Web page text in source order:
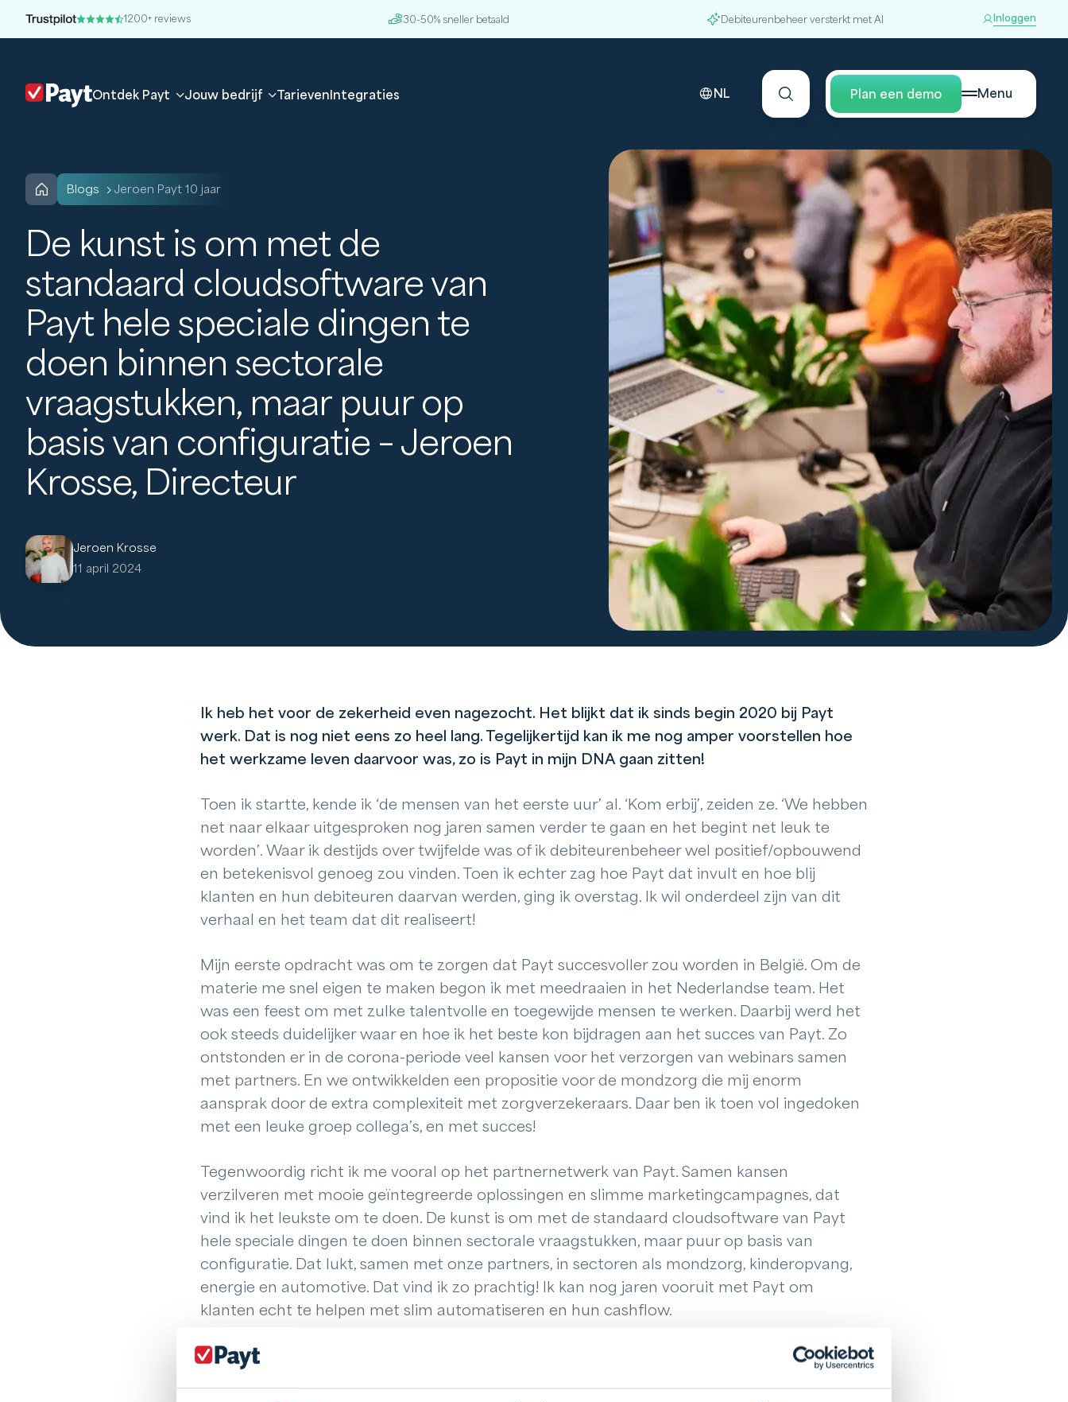
1200+ reviews 30-50% sneller betaald Debiteurenbeheer versterkt met AI Inloggen
Ontdek Payt Jouw bedrijf Tarieven Integraties NL Plan een demo Menu
blogs Jeroen Payt 10 jaar
De kunst is om met de
standaard cloudsoftware van
Payt hele speciale dingen te
doen binnen sectorale
vraagstukken, maar puur op
basis van configuratie – Jeroen
Krosse, Directeur
Jeroen Krosse
11 april 2024
Ik heb het voor de zekerheid even nagezocht. Het blijkt dat ik sinds begin 2020 bij Payt
werk. Dat is nog niet eens zo heel lang. Tegelijkertijd kan ik me nog amper voorstellen hoe
het werkzame leven daarvoor was, zo is Payt in mijn DNA gaan zitten!
Toen ik startte, kende ik ‘de mensen van het eerste uur’ al. ‘Kom erbij’, zeiden ze. ‘We hebben
net naar elkaar uitgesproken nog jaren samen verder te gaan en het begint net leuk te
worden’. Waar ik destijds over twijfelde was of ik debiteurenbeheer wel positief/opbouwend
en betekenisvol genoeg zou vinden. Toen ik echter zag hoe Payt dat invult en hoe blij
klanten en hun debiteuren daarvan werden, ging ik overstag. Ik wil onderdeel zijn van dit
verhaal en het team dat dit realiseert!
Mijn eerste opdracht was om te zorgen dat Payt succesvoller zou worden in België. Om de
materie me snel eigen te maken begon ik met meedraaien in het Nederlandse team. Het
was een feest om met zulke talentvolle en toegewijde mensen te werken. Daarbij werd het
ook steeds duidelijker waar en hoe ik het beste kon bijdragen aan het succes van Payt. Zo
ontstonden er in de corona-periode veel kansen voor het verzorgen van webinars samen
met partners. En we ontwikkelden een propositie voor de mondzorg die mij enorm
aansprak door de extra complexiteit met zorgverzekeraars. Daar ben ik toen vol ingedoken
met een leuke groep collega’s, en met succes!
Tegenwoordig richt ik me vooral op het partnernetwerk van Payt. Samen kansen
verzilveren met mooie geïntegreerde oplossingen en slimme marketingcampagnes, dat
vind ik het leukste om te doen. De kunst is om met de standaard cloudsoftware van Payt
hele speciale dingen te doen binnen sectorale vraagstukken, maar puur op basis van
configuratie. Dat lukt, samen met onze partners, in sectoren als mondzorg, kinderopvang,
energie en automotive. Dat vind ik zo prachtig! Ik kan nog jaren vooruit met Payt om
klanten echt te helpen met slim automatiseren en hun cashflow.